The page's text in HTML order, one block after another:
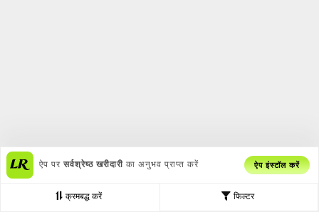
फिल्टर
क्रमबद्ध करें
ऐप पर सर्वश्रेष्ठ खरीदारी का अनुभव प्राप्त करें ऐप इंस्टॉल करें